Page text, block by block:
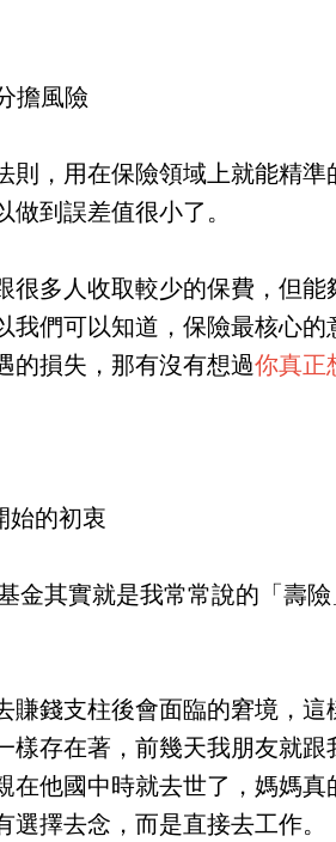
擔風險
則，用在保險領域上就能精
到誤差值很小了。
很多人收取較少的保費，但
我們可以知道，保險最核心
的損失，那有沒有想過你真正
始的初衷
金其實就是我常常說的「壽
賺錢支柱後會面臨的窘境，
樣存在著，前幾天我朋友就
在他國中時就去世了，媽媽
擇去念，而是直接去工作。